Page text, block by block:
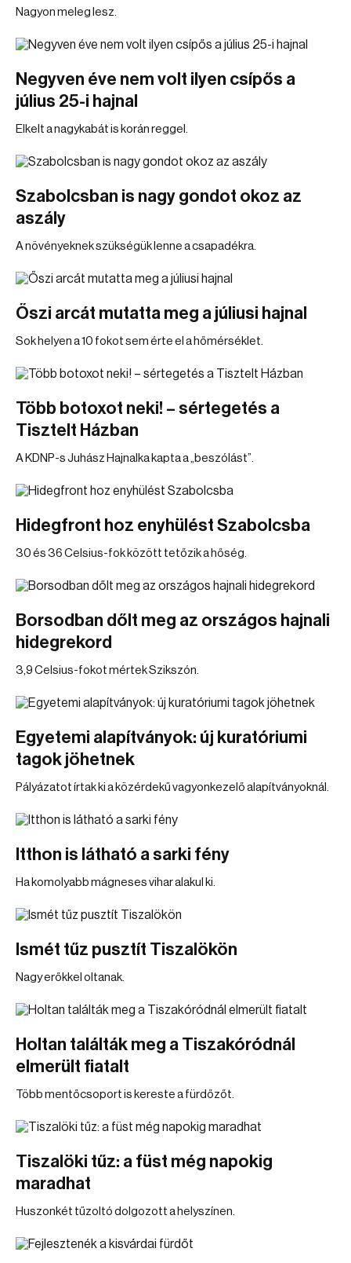
Nagyon meleg lesz.
Negyven éve nem volt ilyen csípős a
július 25-i hajnal
Elkelt a nagykabát is korán reggel.
Szabolcsban is nagy gondot okoz az
aszály
A növényeknek szükségük lenne a csapadékra.
Őszi arcát mutatta meg a júliusi hajnal
Sok helyen a 10 fokot sem érte el a hőmérséklet.
Több botoxot neki! – sértegetés a
Tisztelt Házban
A KDNP-s Juhász Hajnalka kapta a „beszólást”.
Hidegfront hoz enyhülést Szabolcsba
30 és 36 Celsius-fok között tetőzik a hőség.
Borsodban dőlt meg az országos hajnali
hidegrekord
3,9 Celsius-fokot mértek Szikszón.
Egyetemi alapítványok: új kuratóriumi
tagok jöhetnek
Pályázatot írtak ki a közérdekű vagyonkezelő alapítványoknál.
Itthon is látható a sarki fény
Ha komolyabb mágneses vihar alakul ki.
Ismét tűz pusztít Tiszalökön
Nagy erőkkel oltanak.
Holtan találták meg a Tiszakóródnál
elmerült fiatalt
Több mentőcsoport is kereste a fürdőzőt.
Tiszalöki tűz: a füst még napokig
maradhat
Huszonkét tűzoltó dolgozott a helyszínen.